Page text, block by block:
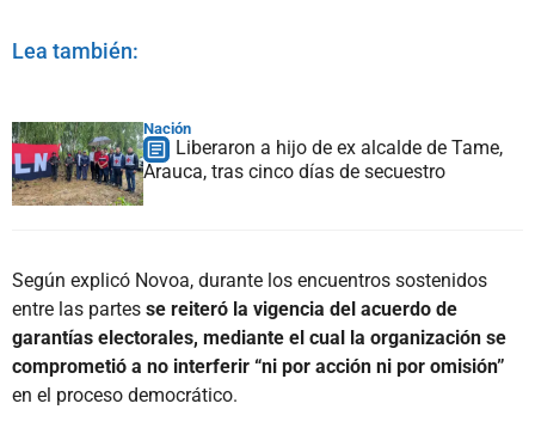
Lea también:
Nación
Liberaron a hijo de ex alcalde de Tame,
Arauca, tras cinco días de secuestro
Según explicó Novoa, durante los encuentros sostenidos
entre las partes se reiteró la vigencia del acuerdo de
garantías electorales, mediante el cual la organización se
comprometió a no interferir “ni por acción ni por omisión”
en el proceso democrático.